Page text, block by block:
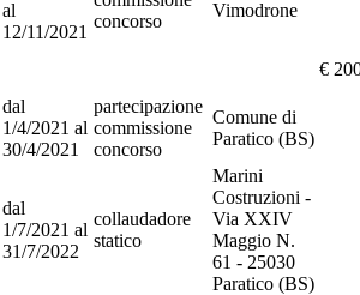
al
12/11/2021
concorso
Vimodrone
€
dal
1/4/2021 al
30/4/2021
partecipazione
commissione
concorso
Comune di
Paratico (BS)
dal
1/7/2021 al
31/7/2022
collaudadore
statico
Marini
Costruzioni -
Via XXIV
Maggio N.
61 - 25030
Paratico (BS)